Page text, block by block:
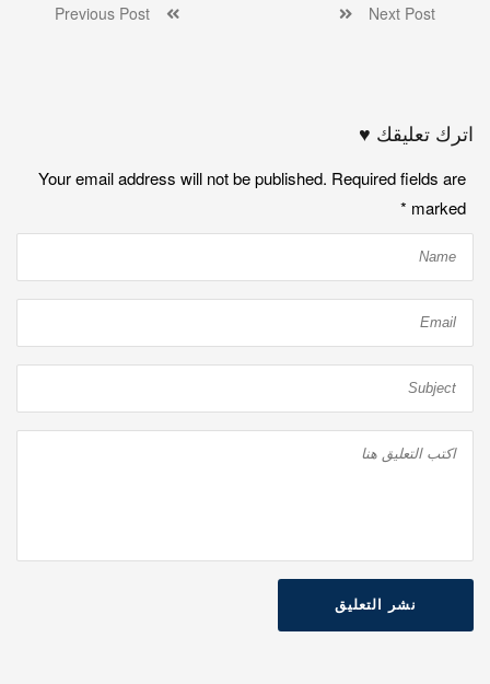
Next Post
اترك تعليقك ♥
Your email address will not be published. Required fields are
marked
*
نشر التعليق